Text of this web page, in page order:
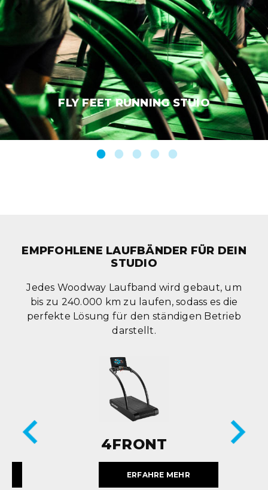
FLY FEET RUNNING STUIO
EMPFOHLENE LAUFBÄNDER FÜR DEIN
STUDIO
Jedes Woodway Laufband wird gebaut, um
bis zu 240.000 km zu laufen, sodass es die
perfekte Lösung für den ständigen Betrieb
darstellt.
4FRONT
ERFAHRE MEHR